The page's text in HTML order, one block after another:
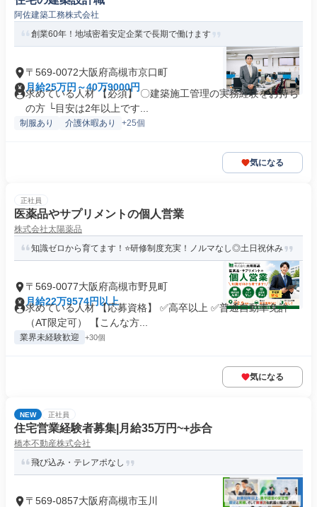
阿佐建築工務株式会社
創業60年！地域密着安定企業で長期で働けます
〒569-0072大阪府高槻市京口町
月給25万円～40万9000円
求めている人材 【必須】 〇建築施工管理の実務経験をお持ち
の方 └目安は2年以上です...
制服あり 介護休暇あり +25個
気になる
正社員
医薬品やサプリメントの個人営業
株式会社太陽薬品
知識ゼロから育てます！⭐研修制度充実！ノルマなし◎土日祝休み
〒569-0077大阪府高槻市野見町
月給22万9574円以上
求めている人材 【応募資格】 ✅高卒以上 ✅普通自動車免許
（AT限定可） 【こんな方...
業界未経験歓迎 +30個
気になる
NEW 正社員
住宅営業経験者募集|月給35万円~+歩合
橋本不動産株式会社
飛び込み・テレアポなし
〒569-0857大阪府高槻市玉川